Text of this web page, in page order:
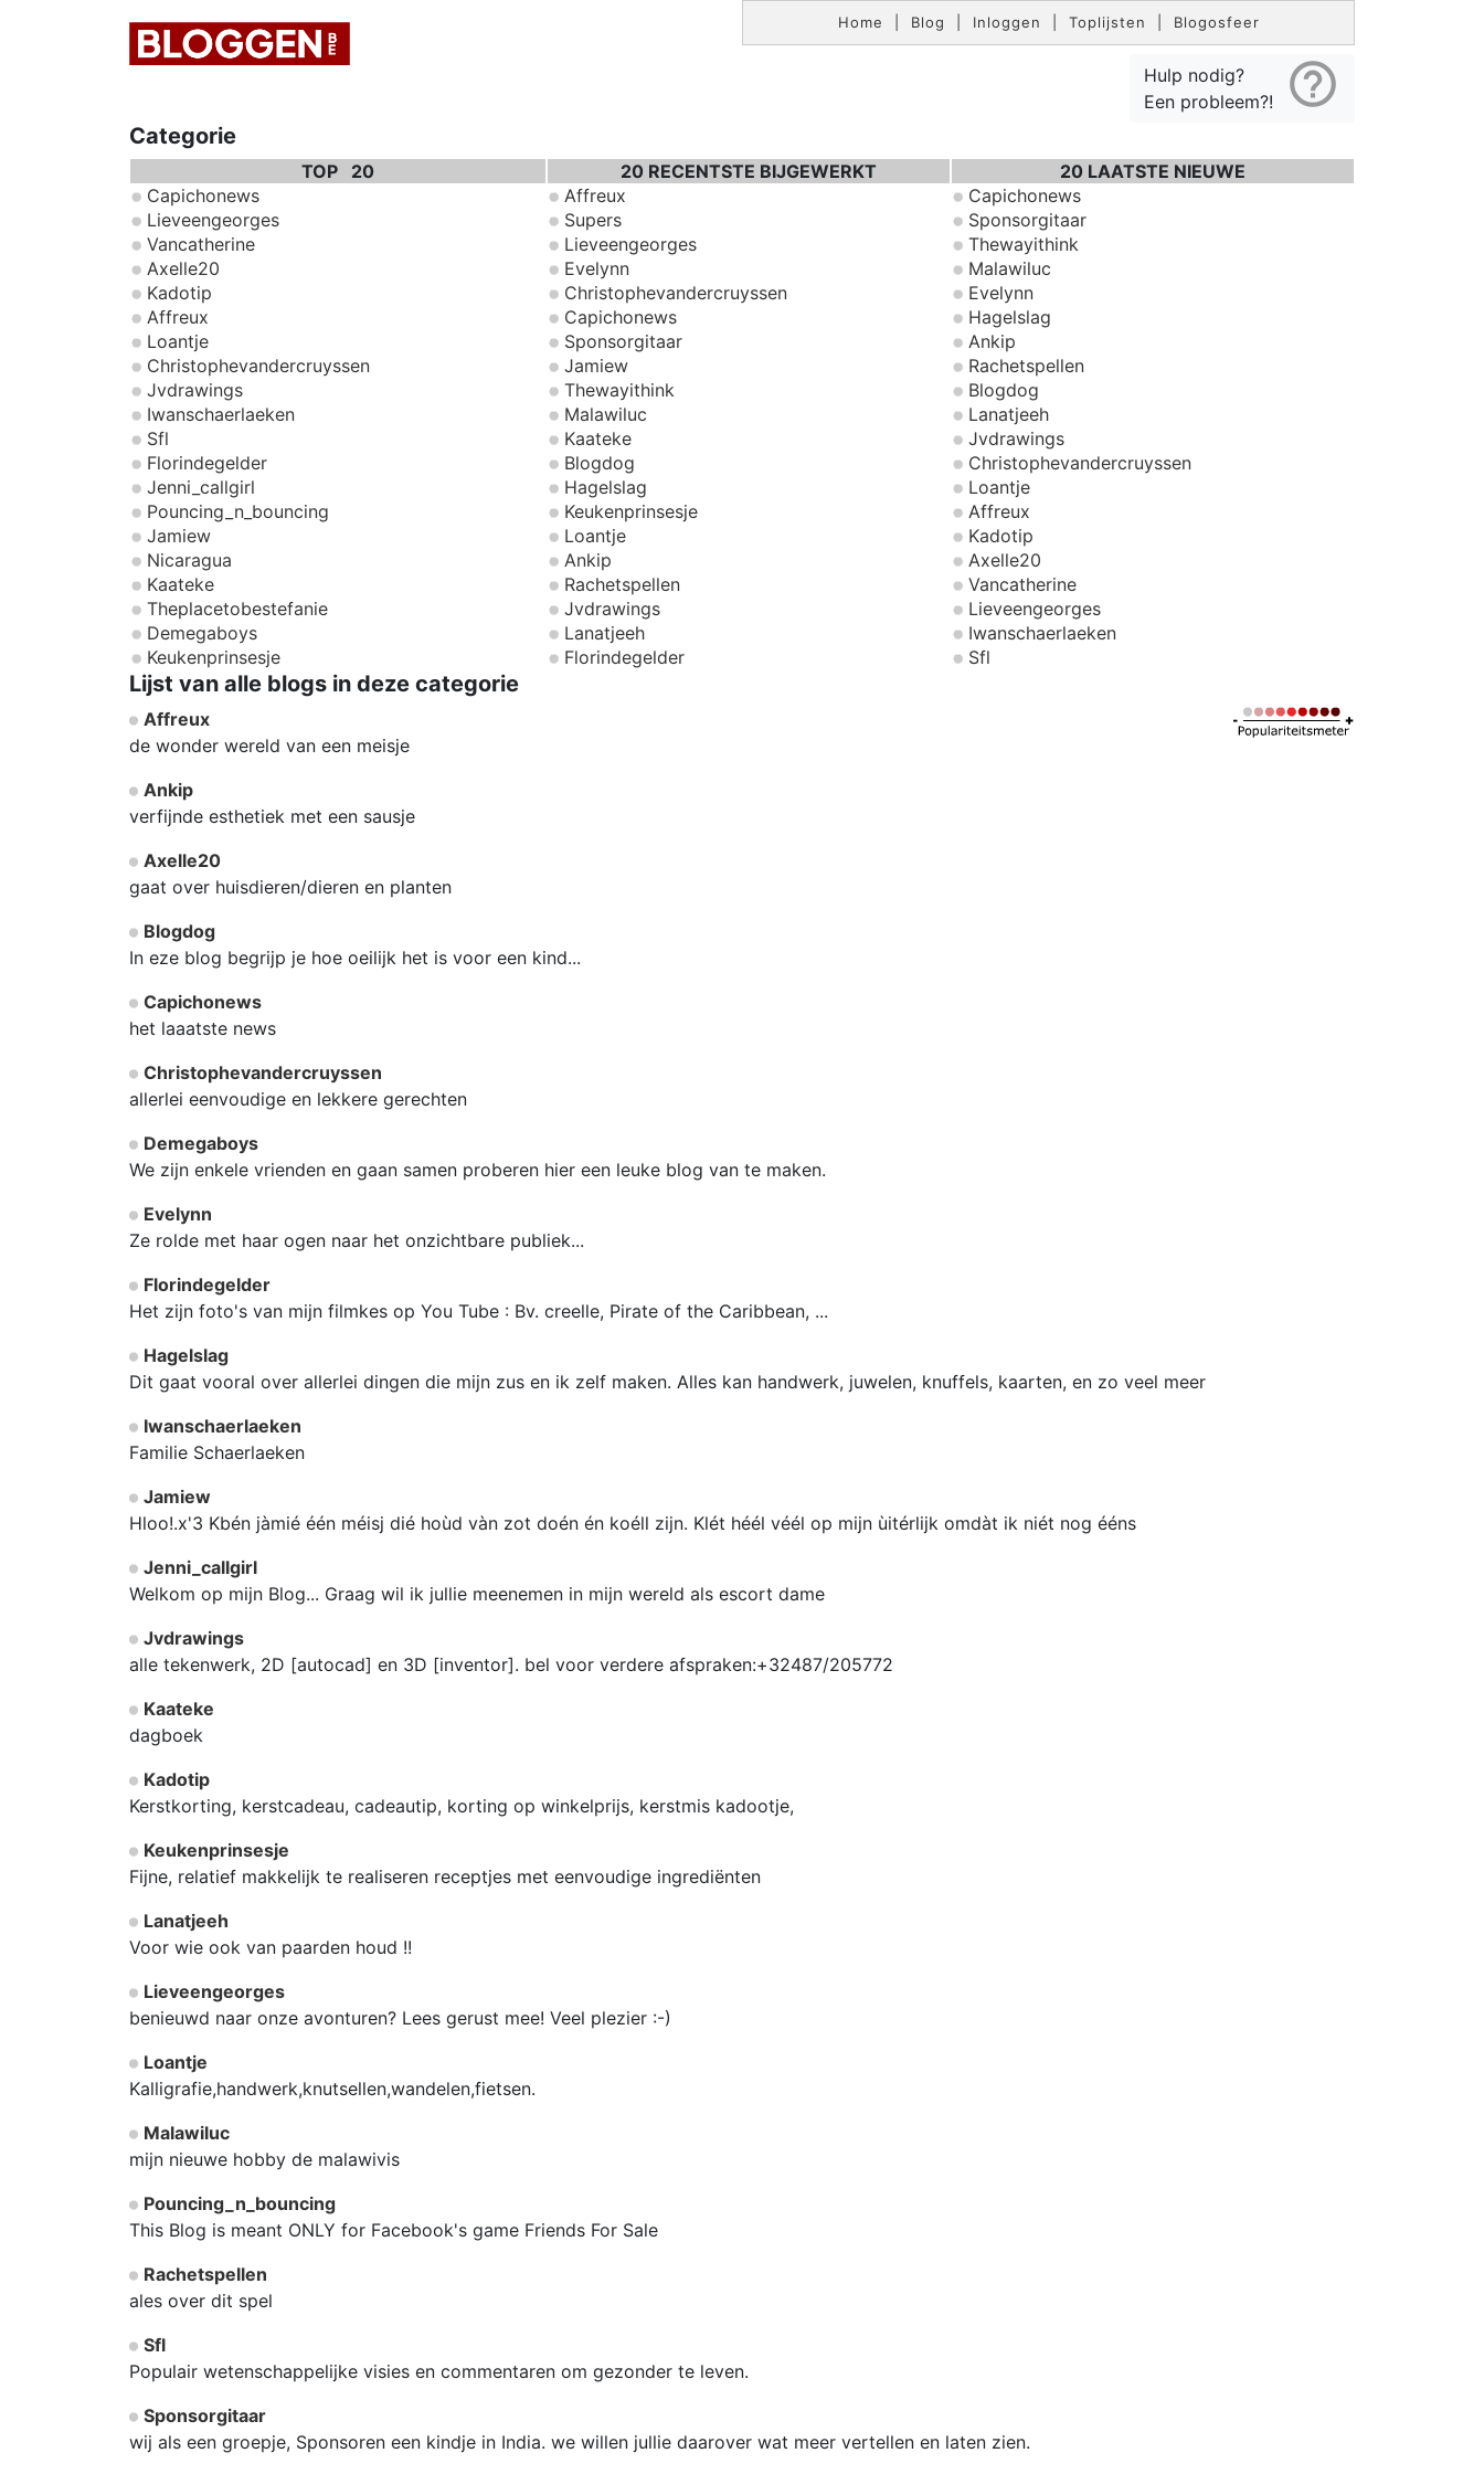
Home Blog Inloggen Toplijsten Blogosfeer
help_outline
Hulp nodig?
Een probleem?!
Categorie
TOP 20
Capichonews
Lieveengeorges
Vancatherine
Axelle20
Kadotip
Affreux
Loantje
Christophevandercruyssen
Jvdrawings
Iwanschaerlaeken
Sfl
Florindegelder
Jenni_callgirl
Pouncing_n_bouncing
Jamiew
Nicaragua
Kaateke
Theplacetobestefanie
Demegaboys
Keukenprinsesje
20 RECENTSTE BIJGEWERKT
Affreux
Supers
Lieveengeorges
Evelynn
Christophevandercruyssen
Capichonews
Sponsorgitaar
Jamiew
Thewayithink
Malawiluc
Kaateke
Blogdog
Hagelslag
Keukenprinsesje
Loantje
Ankip
Rachetspellen
Jvdrawings
Lanatjeeh
Florindegelder
20 LAATSTE NIEUWE
Capichonews
Sponsorgitaar
Thewayithink
Malawiluc
Evelynn
Hagelslag
Ankip
Rachetspellen
Blogdog
Lanatjeeh
Jvdrawings
Christophevandercruyssen
Loantje
Affreux
Kadotip
Axelle20
Vancatherine
Lieveengeorges
Iwanschaerlaeken
Sfl
Lijst van alle blogs in deze categorie
Affreux
de wonder wereld van een meisje
Ankip
verfijnde esthetiek met een sausje
Axelle20
gaat over huisdieren/dieren en planten
Blogdog
In eze blog begrijp je hoe oeilijk het is voor een kind...
Capichonews
het laaatste news
Christophevandercruyssen
allerlei eenvoudige en lekkere gerechten
Demegaboys
We zijn enkele vrienden en gaan samen proberen hier een leuke blog van te maken.
Evelynn
Ze rolde met haar ogen naar het onzichtbare publiek...
Florindegelder
Het zijn foto's van mijn filmkes op You Tube : Bv. creelle, Pirate of the Caribbean, ...
Hagelslag
Dit gaat vooral over allerlei dingen die mijn zus en ik zelf maken. Alles kan handwerk, juwelen, knuffels, kaarten, en zo veel meer
Iwanschaerlaeken
Familie Schaerlaeken
Jamiew
Hloo!.x'3 Kbén jàmié één méisj dié hoùd vàn zot doén én koéll zijn. Klét héél véél op mijn ùitérlijk omdàt ik niét nog ééns
Jenni_callgirl
Welkom op mijn Blog... Graag wil ik jullie meenemen in mijn wereld als escort dame
Jvdrawings
alle tekenwerk, 2D [autocad] en 3D [inventor]. bel voor verdere afspraken:+32487/205772
Kaateke
dagboek
Kadotip
Kerstkorting, kerstcadeau, cadeautip, korting op winkelprijs, kerstmis kadootje,
Keukenprinsesje
Fijne, relatief makkelijk te realiseren receptjes met eenvoudige ingrediënten
Lanatjeeh
Voor wie ook van paarden houd !!
Lieveengeorges
benieuwd naar onze avonturen? Lees gerust mee! Veel plezier :-)
Loantje
Kalligrafie,handwerk,knutsellen,wandelen,fietsen.
Malawiluc
mijn nieuwe hobby de malawivis
Pouncing_n_bouncing
This Blog is meant ONLY for Facebook's game Friends For Sale
Rachetspellen
ales over dit spel
Sfl
Populair wetenschappelijke visies en commentaren om gezonder te leven.
Sponsorgitaar
wij als een groepje, Sponsoren een kindje in India. we willen jullie daarover wat meer vertellen en laten zien.